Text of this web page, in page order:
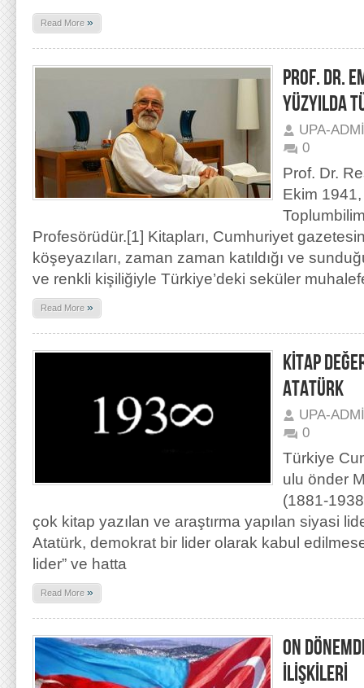
Read More »
PROF. DR.
YÜZYILDA
UPA-
0
Prof. Dr.
Ekim
Profesörüdür.[1] Kitapları, Cumhuriyet
köşeyazıları, zaman zaman katıldığı ve
ve renkli kişiliğiyle Türkiye’deki seküler
Read More »
KİTAP
ATATÜRK
UPA-
0
Türkiye
ulu önder
(1881-
çok kitap yazılan ve araştırma yapılan siyasi
Atatürk, demokrat bir lider olarak kabul
lider” ve hatta
Read More »
ON
İLİŞKİLERİ